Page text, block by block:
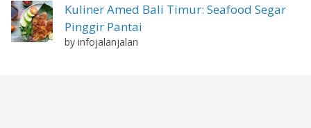
Kuliner Amed Bali Timur: Seafood Segar
Pinggir Pantai
by infojalanjalan